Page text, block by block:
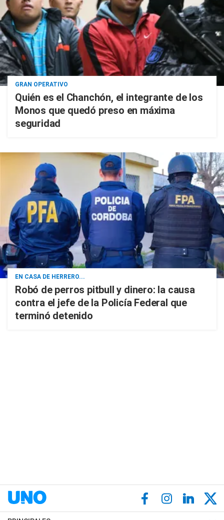
GRAN OPERATIVO
Quién es el Chanchón, el integrante de los
Monos que quedó preso en máxima
seguridad
EN CASA DE HERRERO...
Robó de perros pitbull y dinero: la causa
contra el jefe de la Policía Federal que
terminó detenido